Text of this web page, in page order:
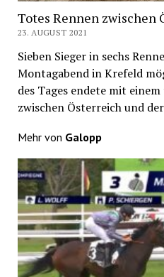
Totes Rennen zwischen
23. AUGUST 2021
Sieben Sieger in sechs
Montagabend in Krefeld
des Tages endete mit
zwischen Österreich und
Mehr von Galopp